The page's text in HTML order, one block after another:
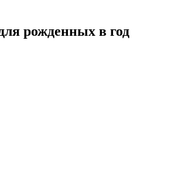
рожденных в год